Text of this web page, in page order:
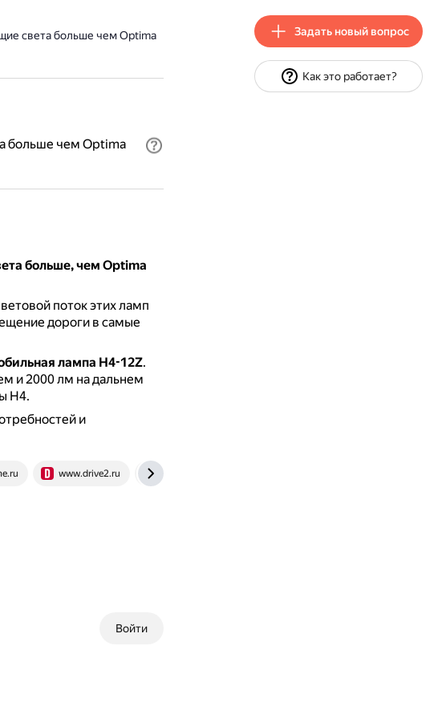
света больше чем Optima
больше чем Optima
больше, чем Optima
поток этих ламп
дороги в самые
лампа H4-12Z.
и 2000 лм на дальнем
H4.
и
www.drive2.ru
Войти
Задать новый вопрос
Как это работает?